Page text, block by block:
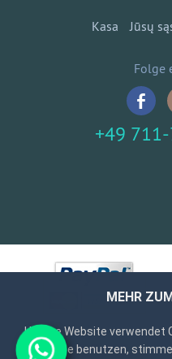
Kasa Jūsų
Folge
+49
MEHR
Unsere Website verwendet
Webseite benutzen,